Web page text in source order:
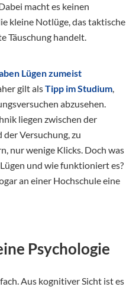
macht es keinen
kleine Notlüge, das taktische
Täuschung handelt.
Lügen zumeist
gilt alsTipp im Studium,
abzusehen.
liegen zwischen der
Versuchung, zu
nur wenige Klicks. Doch was
und wie funktioniert es?
an einer Hochschule eine
Psychologie
Aus kognitiver Sicht ist es